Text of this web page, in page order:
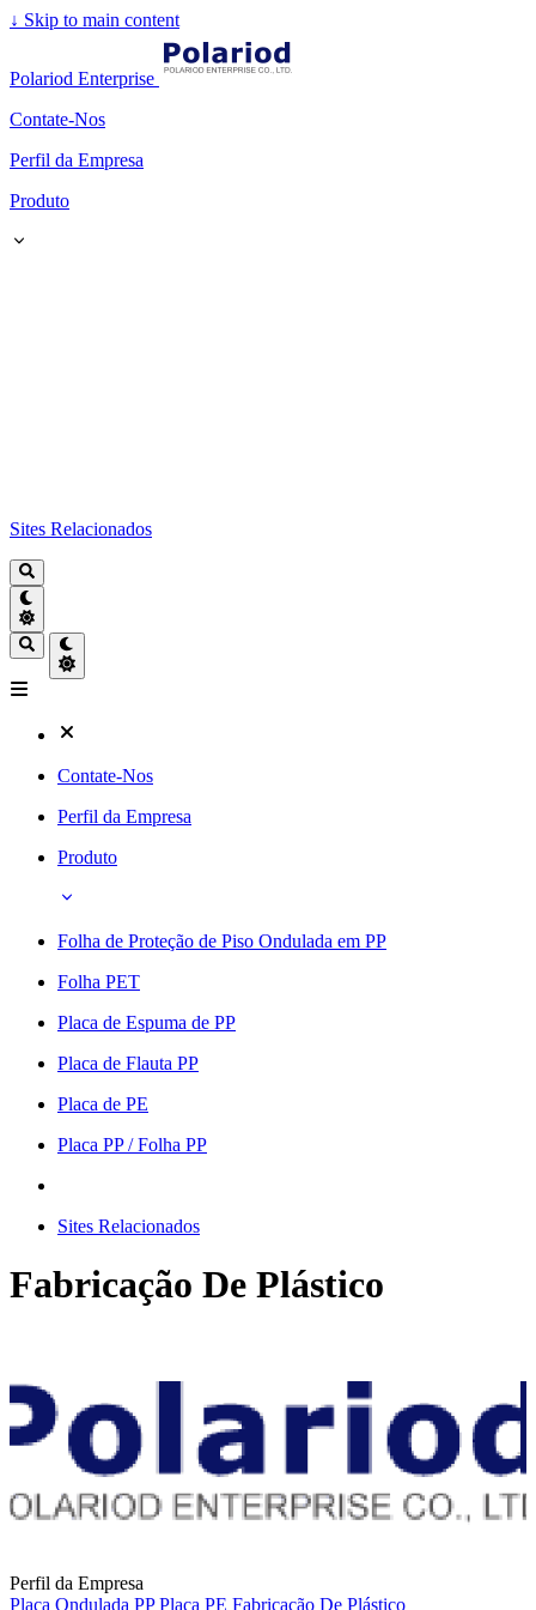
↓ Skip to main content
Polariod Enterprise
Contate-Nos
Perfil da Empresa
Produto
Sites Relacionados
Contate-Nos
Perfil da Empresa
Produto
Folha de Proteção de Piso Ondulada em PP
Folha PET
Placa de Espuma de PP
Placa de Flauta PP
Placa de PE
Placa PP / Folha PP
Sites Relacionados
Fabricação De Plástico
Perfil da Empresa
Placa Ondulada PPPlaca PE Fabricação De Plástico